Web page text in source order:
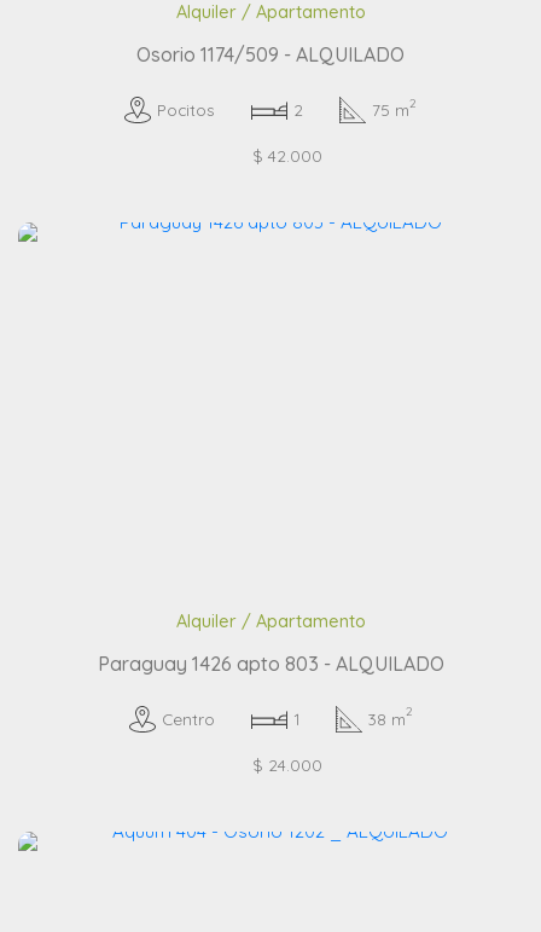
Alquiler / Apartamento
Osorio 1174/509 - ALQUILADO
Pocitos 2 75 m2
$ 42.000
Alquiler / Apartamento
Paraguay 1426 apto 803 - ALQUILADO
Centro 1 38 m2
$ 24.000